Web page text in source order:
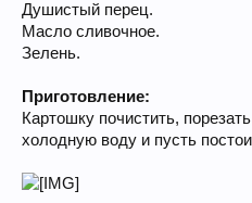
Душистый перец.
Масло сливочное.
Зелень.
Приготовление:
Картошку почистить,
холодную воду и пусть